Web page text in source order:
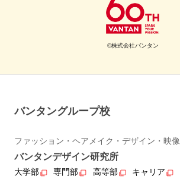
©株式会社バンタン
バンタングループ校
ファッション・ヘアメイク・デザイン・映像
バンタンデザイン研究所
大学部 専門部 高等部 キャリア